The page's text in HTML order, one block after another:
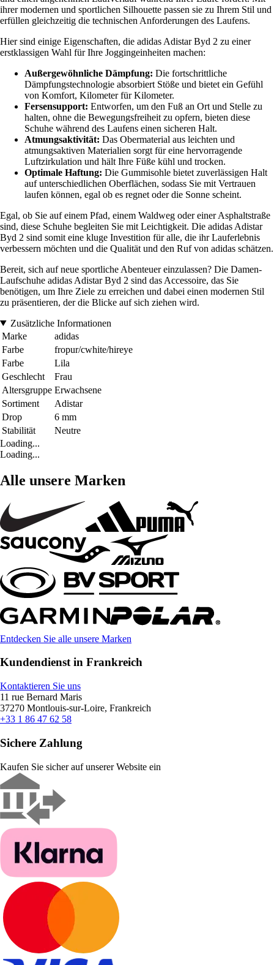
ihrer modernen und sportlichen Silhouette passen sie zu Ihrem Stil und
erfüllen gleichzeitig die technischen Anforderungen des Laufens.
Hier sind einige Eigenschaften, die adidas Adistar Byd 2 zu einer
erstklassigen Wahl für Ihre Joggingeinheiten machen:
Außergewöhnliche Dämpfung: Die fortschrittliche
Dämpfungstechnologie absorbiert Stöße und bietet ein Gefühl
von Komfort, Kilometer für Kilometer.
Fersensupport: Entworfen, um den Fuß an Ort und Stelle zu
halten, ohne die Bewegungsfreiheit zu opfern, bieten diese
Schuhe während des Laufens einen sicheren Halt.
Atmungsaktivität: Das Obermaterial aus leichten und
atmungsaktiven Materialien sorgt für eine hervorragende
Luftzirkulation und hält Ihre Füße kühl und trocken.
Optimale Haftung: Die Gummisohle bietet zuverlässigen Halt
auf unterschiedlichen Oberflächen, sodass Sie mit Vertrauen
laufen können, egal ob es regnet oder die Sonne scheint.
Egal, ob Sie auf einem Pfad, einem Waldweg oder einer Asphaltstraße
sind, diese Schuhe begleiten Sie mit Leichtigkeit. Die adidas Adistar
Byd 2 sind somit eine kluge Investition für alle, die ihr Lauferlebnis
verbessern möchten und die Qualität und den Ruf von adidas schätzen.
Bereit, sich auf neue sportliche Abenteuer einzulassen? Die Damen-
Laufschuhe adidas Adistar Byd 2 sind das Accessoire, das Sie
benötigen, um Ihre Ziele zu erreichen und dabei einen modernen Stil
zu präsentieren, der die Blicke auf sich ziehen wird.
Zusätzliche Informationen
Marke
adidas
Farbe
fropur/cwhite/hireye
Farbe
Lila
Geschlecht
Frau
Altersgruppe Erwachsene
Sortiment
Adistar
Drop
6 mm
Stabilität
Neutre
Loading...
Loading...
Alle unsere Marken
Entdecken Sie alle unsere Marken
Kundendienst in Frankreich
Kontaktieren Sie uns
11 rue Bernard Maris
37270 Montlouis-sur-Loire, Frankreich
+33 1 86 47 62 58
Sichere Zahlung
Kaufen Sie sicher auf unserer Website ein